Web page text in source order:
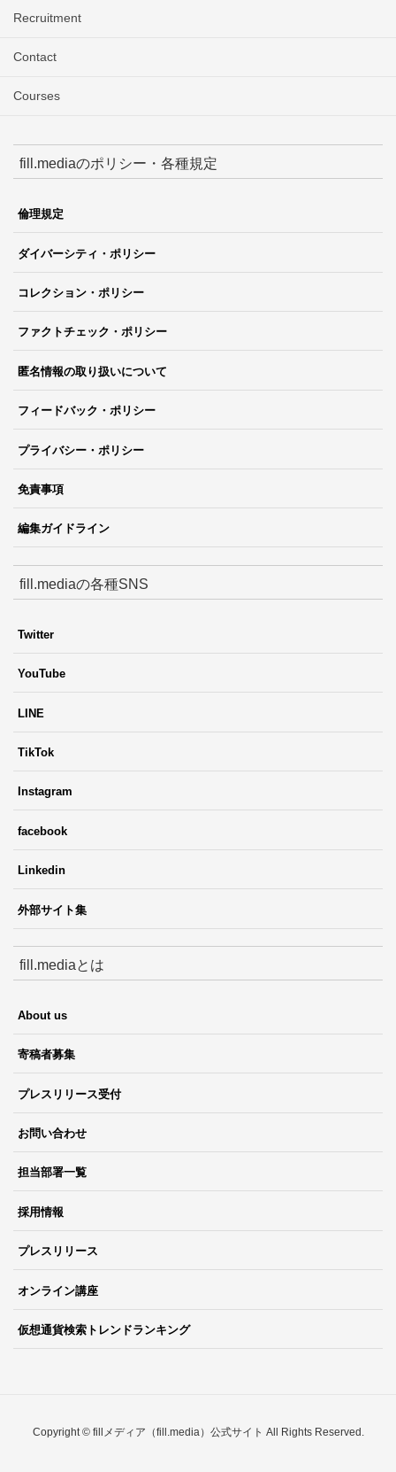
Recruitment
Contact
Courses
fill.mediaのポリシー・各種規定
倫理規定
ダイバーシティ・ポリシー
コレクション・ポリシー
ファクトチェック・ポリシー
匿名情報の取り扱いについて
フィードバック・ポリシー
プライバシー・ポリシー
免責事項
編集ガイドライン
fill.mediaの各種SNS
Twitter
YouTube
LINE
TikTok
Instagram
facebook
Linkedin
外部サイト集
fill.mediaとは
About us
寄稿者募集
プレスリリース受付
お問い合わせ
担当部署一覧
採用情報
プレスリリース
オンライン講座
仮想通貨検索トレンドランキング
Copyright © fillメディア（fill.media）公式サイト All Rights Reserved.